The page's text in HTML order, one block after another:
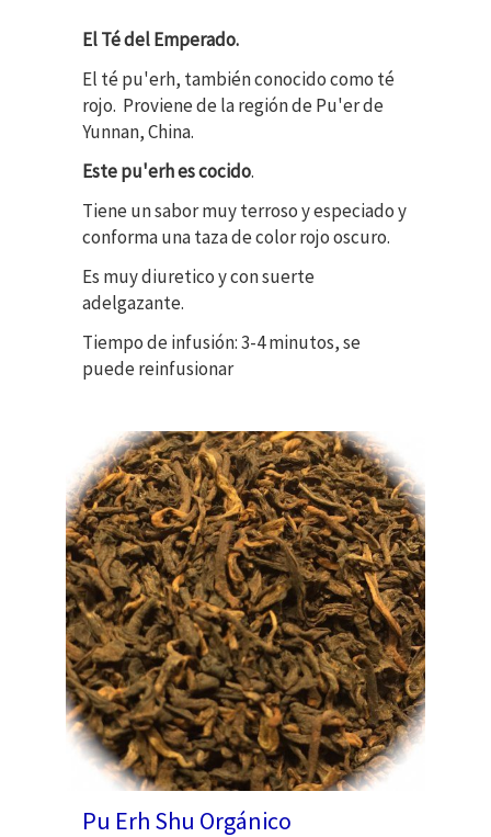
El Té del Emperado.
El té pu'erh, también conocido como té
rojo. Proviene de la región de Pu'er de
Yunnan, China.
Este pu'erh es cocido.
Tiene un sabor muy terroso y especiado y
conforma una taza de color rojo oscuro.
Es muy diuretico y con suerte
adelgazante.
Tiempo de infusión: 3-4 minutos, se
puede reinfusionar
Pu Erh Shu Orgánico